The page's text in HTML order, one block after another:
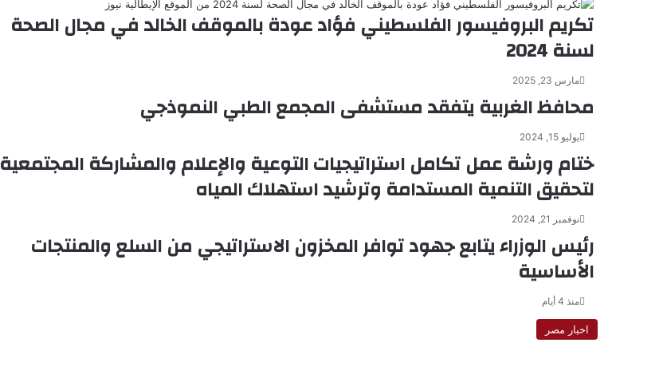
ي
د
تكريم البروفيسور الفلسطيني فؤاد عودة بالموقف الخالد في مجال الصحة
لسنة 2024
مارس 23, 2025
محافظ الغربية يتفقد مستشفى المجمع الطبي النموذجي
يوليو 15, 2024
ختام ورشة عمل تكامل استراتيجيات التوعية والإعلام والمشاركة المجتمعية
لتحقيق التنمية المستدامة وترشيد استهلاك المياه
نوفمبر 21, 2024
رئيس الوزراء يتابع جهود توافر المخزون الاستراتيجي من السلع والمنتجات
الأساسية
منذ 4 أيام
اخبار مصر